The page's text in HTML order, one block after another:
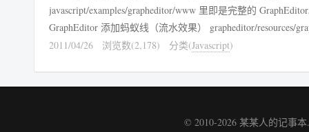
javascript/examples/grapheditor/www 里即是完整的
GraphEditor 添加蚂蚁线（流水效果） grapheditor/resources/
高亮部分： flipH=Flip Horizontal flipV=Flip Vertical flowingLine=Ant Line
2011/04/26 浏览数(2,178) 分类(Javascript)
© 2010-2026 某某人的记事本